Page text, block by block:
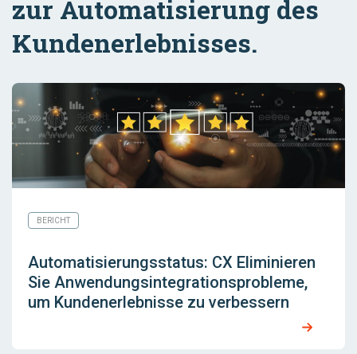
zur Automatisierung des
Kundenerlebnisses.
BERICHT
Automatisierungsstatus: CX Eliminieren
Sie Anwendungsintegrationsprobleme,
um Kundenerlebnisse zu verbessern